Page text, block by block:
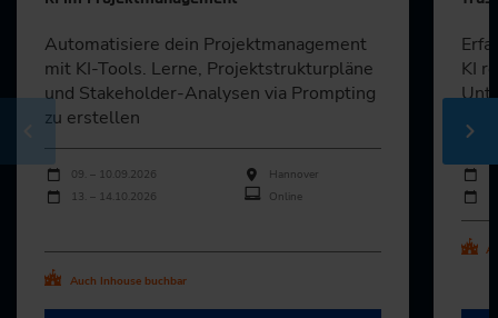
Automatisiere dein Projektmanagement
mit KI-Tools. Lerne, Projektstrukturpläne
und Stakeholder-Analysen via Prompting
zu erstellen
Durchführungen
Veranstaltungsdatum Veranstaltungsort
09. – 10.09.2026
Hannover
13. – 14.10.2026
Online
Auch Inhouse buchbar
KI